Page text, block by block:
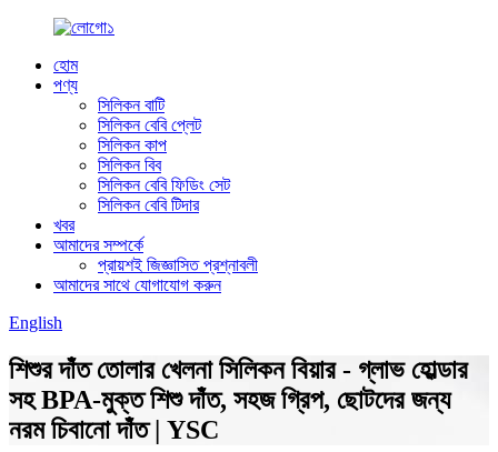
হোম
পণ্য
সিলিকন বাটি
সিলিকন বেবি প্লেট
সিলিকন কাপ
সিলিকন বিব
সিলিকন বেবি ফিডিং সেট
সিলিকন বেবি টিদার
খবর
আমাদের সম্পর্কে
প্রায়শই জিজ্ঞাসিত প্রশ্নাবলী
আমাদের সাথে যোগাযোগ করুন
English
শিশুর দাঁত তোলার খেলনা সিলিকন বিয়ার - গ্লাভ হোল্ডার
সহ BPA-মুক্ত শিশু দাঁত, সহজ গ্রিপ, ছোটদের জন্য
নরম চিবানো দাঁত | YSC